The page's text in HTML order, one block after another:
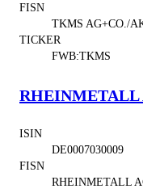
FISN
TKMS AG+CO./
TICKER
FWB:TKMS
RHEINMETALL
ISIN
DE0007030009
FISN
RHEINMETALL